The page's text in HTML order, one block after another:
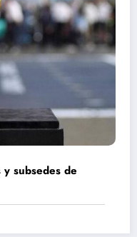
y subsedes de